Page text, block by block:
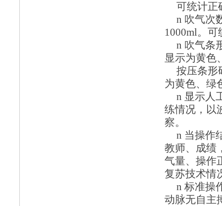
可统计正
n 吹气次
1000ml。可
n 吹气条
显示为黄色
按压条形
为黄色、绿
n 显示人
练情况，以
察。
n 当操作
教师、成绩
气量、操作
复苏技术情
n 标准操
动脉无自主